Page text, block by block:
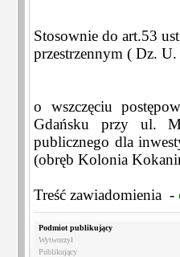
Stosownie do art.53
przestrzennym ( Dz.
o wszczęciu
Gdańsku przy ul.
publicznego dla
(obręb Kolonia
Treść zawiadomienia -
Podmiot publikujący
Wytworzył
Publikujący